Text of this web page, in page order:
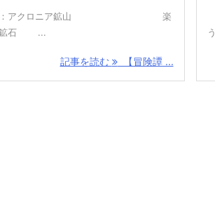
息地：アクロニア鉱山 楽
鉱石 ...
記事を読む 【冒険譚 ...